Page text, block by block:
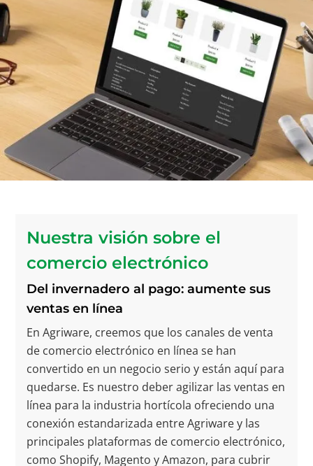
Nuestra visión sobre el
comercio electrónico
Del invernadero al pago: aumente sus
ventas en línea
En Agriware, creemos que los canales de venta
de comercio electrónico en línea se han
convertido en un negocio serio y están aquí para
quedarse. Es nuestro deber agilizar las ventas en
línea para la industria hortícola ofreciendo una
conexión estandarizada entre Agriware y las
principales plataformas de comercio electrónico,
como Shopify, Magento y Amazon, para cubrir